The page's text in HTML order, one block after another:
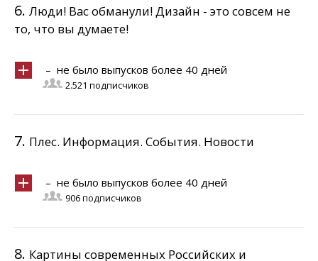
6. Люди! Вас обманули! Дизайн - это совсем не
то, что вы думаете!
– не было выпусков более 40 дней
2.521 подписчиков
7. Плес. Информация. События. Новости
– не было выпусков более 40 дней
906 подписчиков
8. Картины современных Российских и